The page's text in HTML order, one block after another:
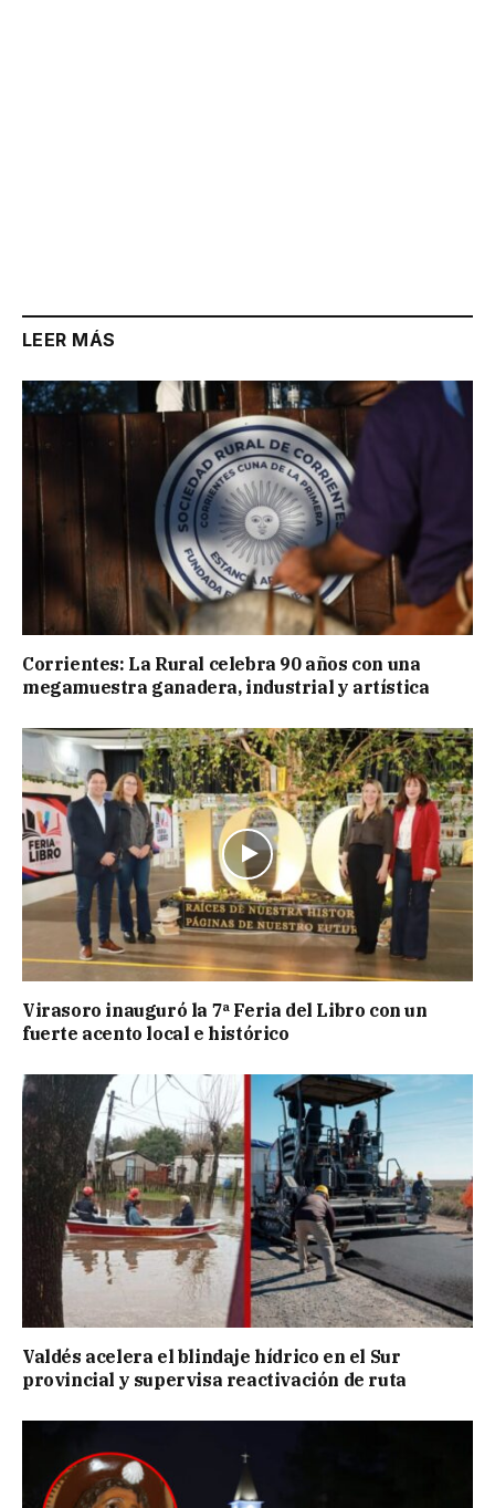
LEER MÁS
Corrientes: La Rural celebra 90 años con una
megamuestra ganadera, industrial y artística
Virasoro inauguró la 7ª Feria del Libro con un
fuerte acento local e histórico
Valdés acelera el blindaje hídrico en el Sur
provincial y supervisa reactivación de ruta